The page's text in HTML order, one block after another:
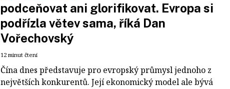
podceňovat ani glorifikovat. Evropa si
podřízla větev sama, říká Dan
Vořechovský
12 minut čtení
Čína dnes představuje pro evropský průmysl jednoho z
největších konkurentů. Její ekonomický model ale bývá